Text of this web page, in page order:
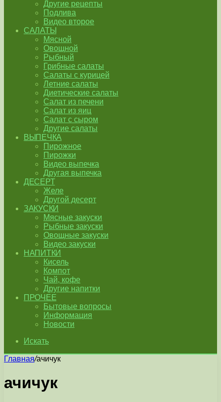
Другие рецепты
Подлива
Видео второе
САЛАТЫ
Мясной
Овощной
Рыбный
Грибные салаты
Салаты с курицей
Летние салаты
Диетические салаты
Салат из печени
Салат из яиц
Салат с сыром
Другие салаты
ВЫПЕЧКА
Пирожное
Пирожки
Видео выпечка
Другая выпечка
ДЕСЕРТ
Желе
Другой десерт
ЗАКУСКИ
Мясные закуски
Рыбные закуски
Овощные закуски
Видео закуски
НАПИТКИ
Кисель
Компот
Чай, кофе
Другие напитки
ПРОЧЕЕ
Бытовые вопросы
Информация
Новости
Искать
Главная/ачичук
ачичук